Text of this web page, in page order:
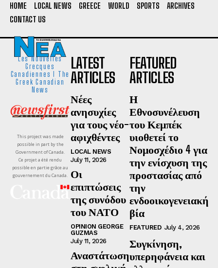
HOME LOCAL NEWS GREECE WORLD SPORTS
ARCHIVES
CONTACT US
Les Nouvelles
Grecques
Canadiennes I The
Greek Canadian
News
This project was made
possible in part by the
Government of Canada.
Ce projet a été rendu
possible en partie grâce au
gouvernement du Canada.
LATEST
ARTICLES
Νέες
ανησυχίες
για τους νέο-
αφιχθέντες
LOCAL NEWS
July 11, 2026
Οι
επιπτώσεις
της συνόδου
του ΝΑΤΟ
OPINION GEORGE
GUZMAS
July 11, 2026
Αναστάτωση
FEATURED
ARTICLES
Η
Εθνοσυνέλευση
του Κεμπέκ
υιοθετεί το
Νομοσχέδιο 4 για
την ενίσχυση της
προστασίας από
την
ενδοοικογενειακή
βία
FEATURED July 4, 2026
Συγκίνηση,
υπερηφάνεια και